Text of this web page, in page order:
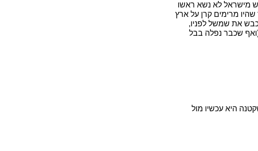
מישראל לא נשא ראשו
מרימים קרן על ארץ
את שמשל לפניו,
שכבר נפלה בבל
היא עכשיו מול